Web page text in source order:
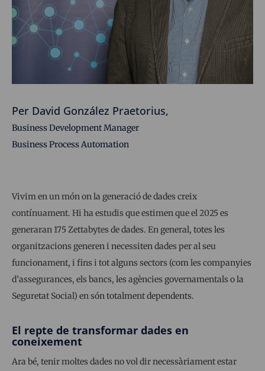
Per David González Praetorius,
Business Development Manager
Business Process Automation
Vivim en un món on la generació de dades creix
contínuament. Hi ha estudis que estimen que el 2025 es
generaran 175 Zettabytes de dades. En general, totes les
organitzacions generen i necessiten dades per al seu
funcionament, i fins i tot alguns sectors (com les companyies
d’assegurances, els bancs, les agències governamentals o la
Seguretat Social) en són totalment dependents.
El repte de transformar dades en
coneixement
Ara bé, tenir moltes dades no vol dir necessàriament estar